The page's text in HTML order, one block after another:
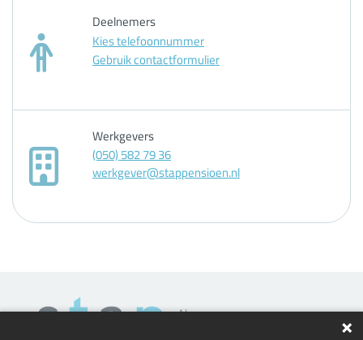
Deelnemers
Kies telefoonnummer
Gebruik contactformulier
Werkgevers
(050) 582 79 36
werkgever@stappensioen.nl